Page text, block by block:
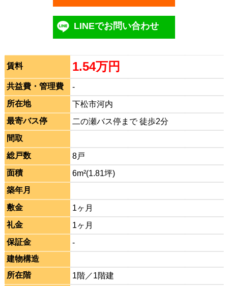
LINEでお問い合わせ
賃料 1.54万円
共益費・管理費
-
所在地
下松市河内
最寄バス停
二の瀬バス停まで 徒歩2分
間取
総戸数
8戸
面積
6m²(1.81坪)
築年月
敷金
1ヶ月
礼金
1ヶ月
保証金
-
建物構造
所在階
1階／1階建